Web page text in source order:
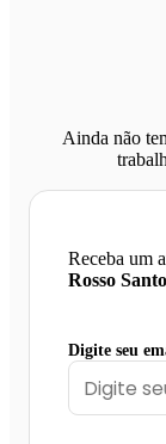
Ainda não
Receba um
Rosso
Digite seu